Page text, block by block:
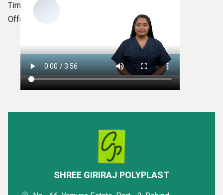
Timely meeting bulk orders
Offering customization facility
SHREE GIRIRAJ POLYPLAST